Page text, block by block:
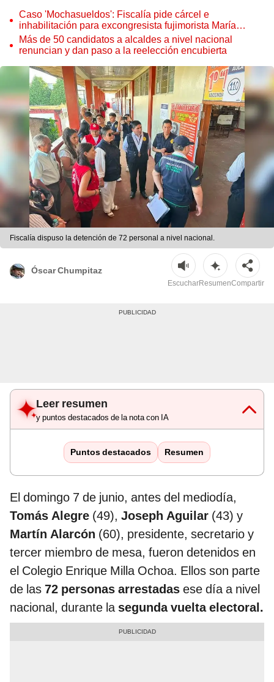
Caso 'Mochasueldos': Fiscalía pide cárcel e
inhabilitación para excongresista fujimorista María
Cordero Jon Tay
Más de 50 candidatos a alcaldes a nivel nacional
renuncian y dan paso a la reelección encubierta
Fiscalía dispuso la detención de 72 personal a nivel nacional.
Óscar Chumpitaz
EscucharResumenCompartir
Leer resumen
y puntos destacados de la nota con IA
Puntos destacados Resumen
El domingo 7 de junio, antes del mediodía,
Tomás Alegre (49), Joseph Aguilar (43) y
Martín Alarcón (60), presidente, secretario y
tercer miembro de mesa, fueron detenidos en
el Colegio Enrique Milla Ochoa. Ellos son parte
de las 72 personas arrestadas ese día a nivel
nacional, durante la segunda vuelta electoral.